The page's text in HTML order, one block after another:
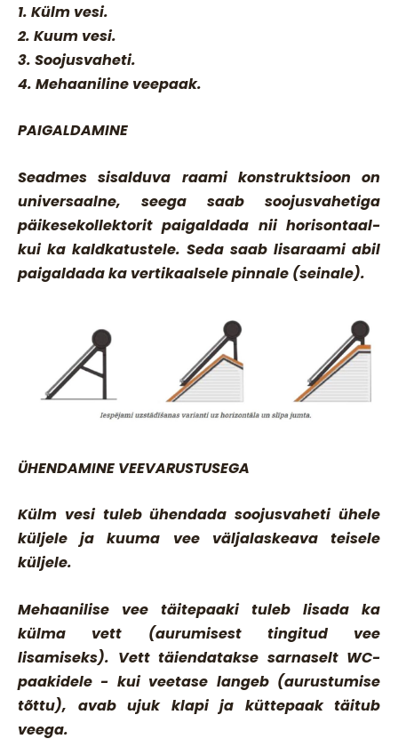
1. Külm vesi.
2. Kuum vesi.
3. Soojusvaheti.
4. Mehaaniline veepaak.
PAIGALDAMINE
Seadmes sisalduva raami konstruktsioon on
universaalne, seega saab soojusvahetiga
päikesekollektorit paigaldada nii horisontaal-
kui ka kaldkatustele. Seda saab lisaraami abil
paigaldada ka vertikaalsele pinnale (seinale).
ÜHENDAMINE VEEVARUSTUSEGA
Külm vesi tuleb ühendada soojusvaheti ühele
küljele ja kuuma vee väljalaskeava teisele
küljele.
Mehaanilise vee täitepaaki tuleb lisada ka
külma vett (aurumisest tingitud vee
lisamiseks). Vett täiendatakse sarnaselt WC-
paakidele - kui veetase langeb (aurustumise
tõttu), avab ujuk klapi ja küttepaak täitub
veega.